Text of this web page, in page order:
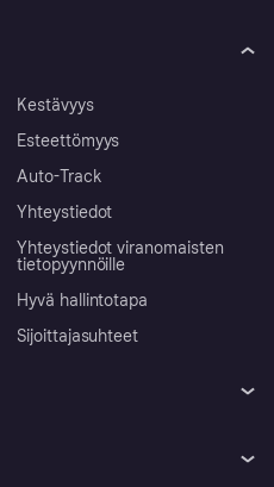
Kestävyys
Esteettömyys
Auto-Track
Yhteystiedot
Yhteystiedot viranomaisten
tietopyynnöille
Hyvä hallintotapa
Sijoittajasuhteet